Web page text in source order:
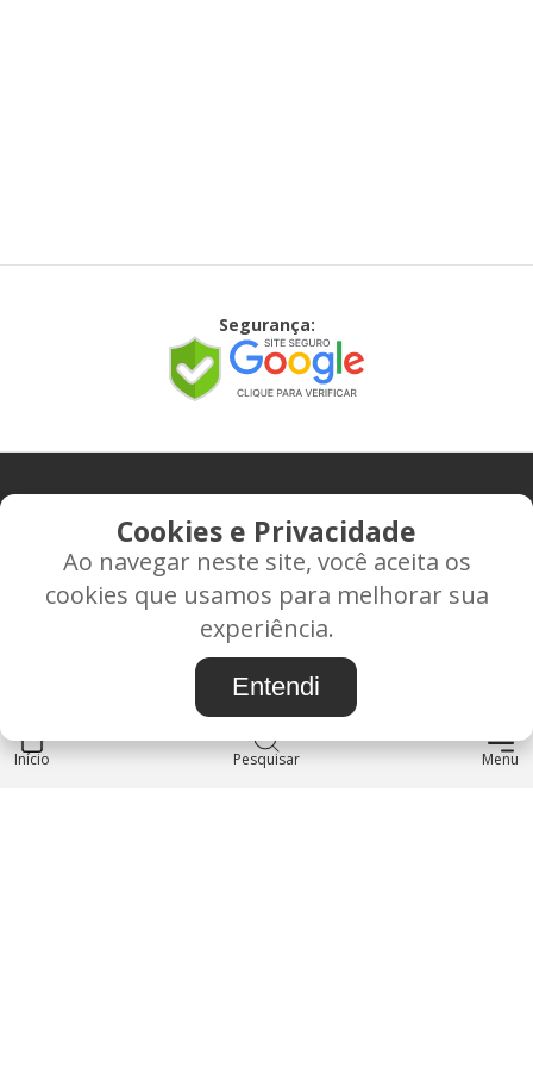
Início Pesquisar Menu
Segurança:
CONTATO
Rua Alice Frateano Figueiredo, 11-44 - Vila Triagem -
BAURU/SP - CEP: 17.030-038
CNPJ: 37.022.538/0001-07
INSTITUCIONAL
Cookies e Privacidade
Ao navegar neste site, você aceita os
cookies que usamos para melhorar sua
experiência.
Entendi